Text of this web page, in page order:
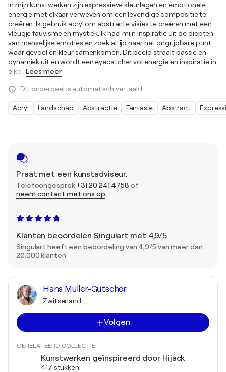
Praat met een kunstadviseur.
Telefoongesprek+31 20 241 4758 of
neem contact met ons op
Klanten beoordelen Singulart met 4,9/5
Singulart heeft een beoordeling van 4,9/5 van meer dan
20.000 klanten
Hans Müller-Gutscher
Zwitserland
Volgen
GERELATEERD COLLECTIE
Kunstwerken geïnspireerd door Hijack
417 stukken
In mijn kunstwerken zijn expressieve kleurlagen en emotionele
energie met elkaar verweven om een levendige compositie te
creëren. Ik gebruik acryl om abstracte visies te creëren met een
vleugje fauvisme en mystiek. Ik haal mijn inspiratie uit de diepten
van menselijke emoties en zoek altijd naar het ongrijpbare punt
waar gevoel en kleur samenkomen. Dit beeld straalt passie en
dynamiek uit en wordt een eyecatcher vol energie en inspiratie in
elke
Lees meer
Dit onderdeel is automatisch vertaald.
Acryl Landschap Abstractie Fantasie Abstract